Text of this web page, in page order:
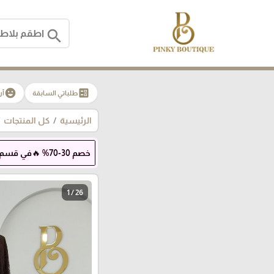
search
ballotطلباتي السابقة emoji_emotions
الرئيسية كل المنتجات
خصم 30-70% 🔥في قسم عروض الصيف 😍
1 / 26